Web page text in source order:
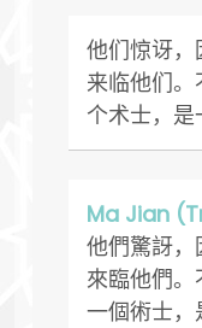
他们惊讶，
来临他们
个术士，是
Ma Jian
他們驚訝，
來臨他們
一個術士，